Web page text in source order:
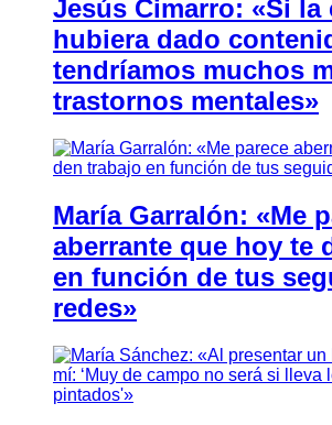
Jesús Cimarro: «Si la
hubiera dado
tendríamos muchos
trastornos mentales»
María Garralón: «Me
aberrante que hoy te
en función de tus
redes»